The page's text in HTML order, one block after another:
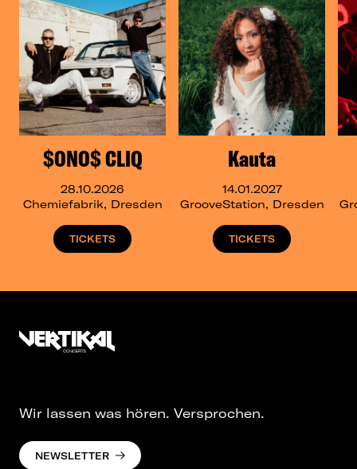
$ONO$ CLIQ
28.10.2026
Chemiefabrik, Dresden
TICKETS
Kauta
14.01.2027
GrooveStation, Dresden
TICKETS
Wir lassen was hören. Versprochen.
NEWSLETTER